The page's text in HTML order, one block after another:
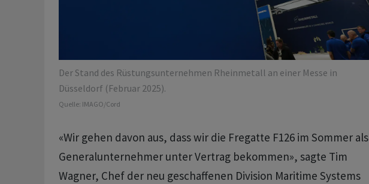
Der Stand des Rüstungsunternehmen Rheinmetall an einer Messe in
Düsseldorf (Februar 2025).
Quelle: IMAGO/Cord
«Wir gehen davon aus, dass wir die Fregatte F126 im Sommer als
Generalunternehmer unter Vertrag bekommen», sagte Tim
Wagner, Chef der neu geschaffenen Division Maritime Systems